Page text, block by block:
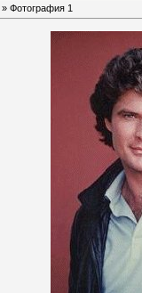
» Фотография 1